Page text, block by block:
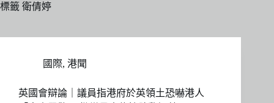
標籤 衛倩婷
國際, 港聞
英國會辯論｜議員指港府於英領土恐嚇港人